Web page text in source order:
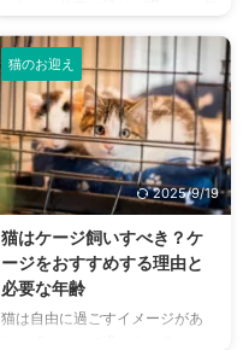
えない」と諦めていませんか。猫
を飼いたくても、大切にしたい気
持ちから「寂しくさせたらかわい
そう」とためらってしまいますよ
ね。 この記事では、「一人暮ら
しで猫を飼うときの完全ガイド」
として、猫の飼い方から注意点ま
で解説しています。 猫を飼う際
一人でも猫と暮らすことは可能で
す。ぜひ最後までお読みいただ
き、一人暮らしでも安心して猫を
飼うための参考にしてください。
猫のお迎え
2025/9/19
猫はケージ飼いすべき？ケ
ージをおすすめする理由と
必要な年齢
猫は自由に過ごすイメージがあ